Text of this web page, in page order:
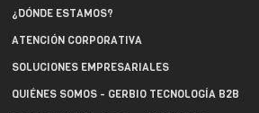
¿DÓNDE ESTAMOS?
ATENCIÓN CORPORATIVA
SOLUCIONES EMPRESARIALES
QUIÉNES SOMOS - GERBIO TECNOLOGÍA B2B